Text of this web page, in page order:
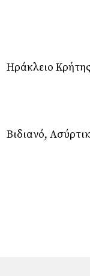
Ηράκλειο Κρήτης
Βιδιανό,